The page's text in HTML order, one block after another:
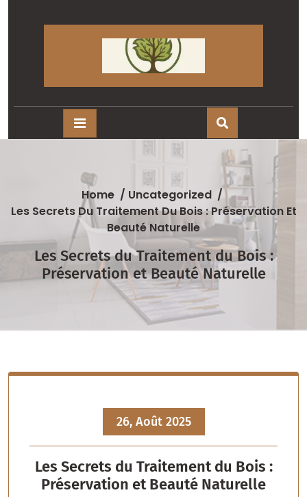
Home / Uncategorized /
Les Secrets Du Traitement Du Bois : Préservation Et
Beauté Naturelle
Les Secrets du Traitement du Bois :
Préservation et Beauté Naturelle
26, Août 2025
Les Secrets du Traitement du Bois :
Préservation et Beauté Naturelle